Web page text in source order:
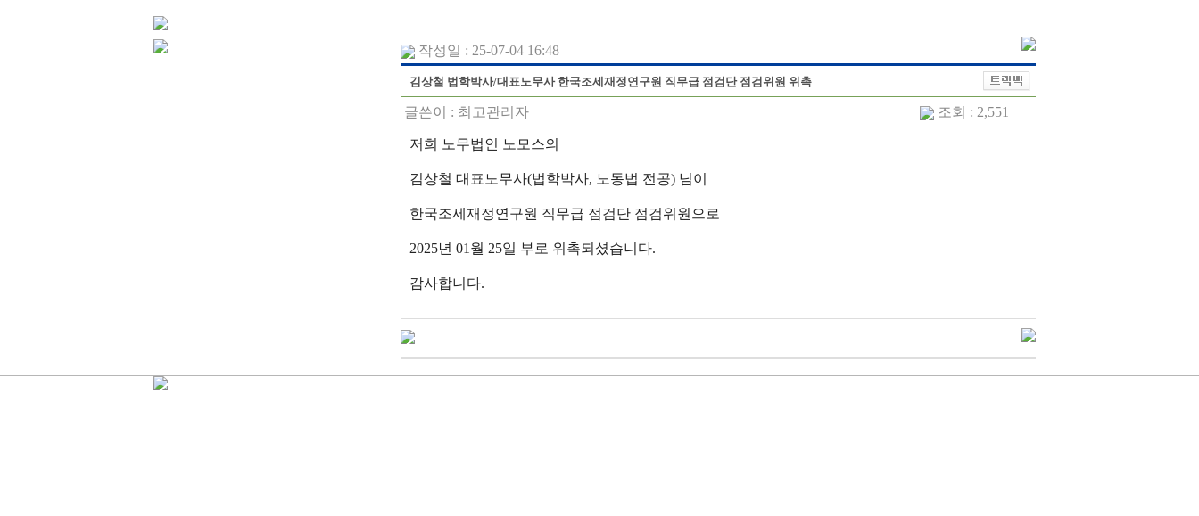
작성일 : 25-07-04 16:48
김상철 법학박사/대표노무사 한국조세재정연구원 직무급 점검단 점검위원 위촉
글쓴이 : 최고관리자 조회 : 2,551
저희 노무법인 노모스의
김상철 대표노무사(법학박사, 노동법 전공) 님이
한국조세재정연구원 직무급 점검단 점검위원으로
2025년 01월 25일 부로 위촉되셨습니다.
감사합니다.